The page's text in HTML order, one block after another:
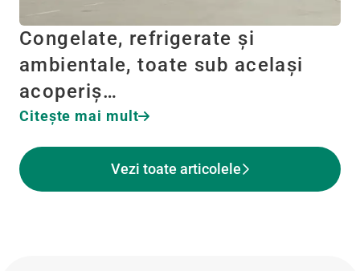
Congelate, refrigerate și
ambientale, toate sub același
acoperiș…
Citeşte mai mult
Vezi toate articolele